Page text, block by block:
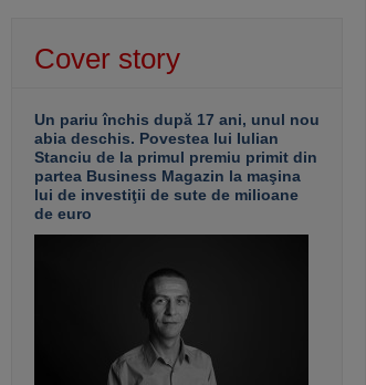
Cover story
Un pariu închis după 17 ani, unul nou
abia deschis. Povestea lui Iulian
Stanciu de la primul premiu primit din
partea Business Magazin la maşina
lui de investiţii de sute de milioane
de euro